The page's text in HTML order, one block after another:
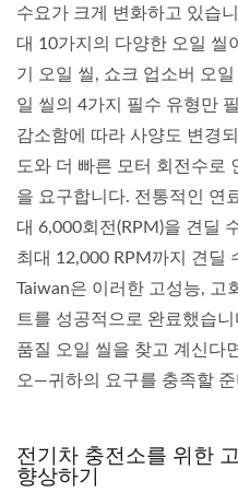
수요가 크게 변화하고 있습
대 10가지의 다양한 오일 씰
기 오일 씰, 쇼크 업소버 오
일 씰의 4가지 필수 유형만
감소함에 따라 사양도 변경
도와 더 빠른 모터 회전수로
을 요구합니다. 전통적인 연
대 6,000회전(RPM)을 견딜
최대 12,000 RPM까지 견딜
Taiwan은 이러한 고성능, 고
트를 성공적으로 완료했습
품질 오일 씰을 찾고 계신다
오—귀하의 요구를 충족할
전기차 충전소를 위한
향상하기